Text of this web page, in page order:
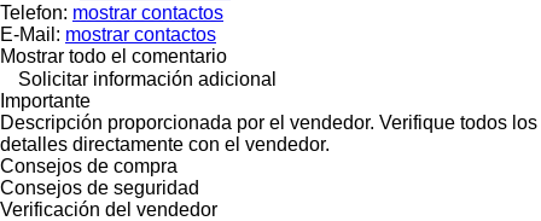
Telefon: mostrar contactos
E-Mail: mostrar contactos
Mostrar todo el comentario
Solicitar información adicional
Importante
Descripción proporcionada por el vendedor. Verifique todos los
detalles directamente con el vendedor.
Consejos de compra
Consejos de seguridad
Verificación del vendedor